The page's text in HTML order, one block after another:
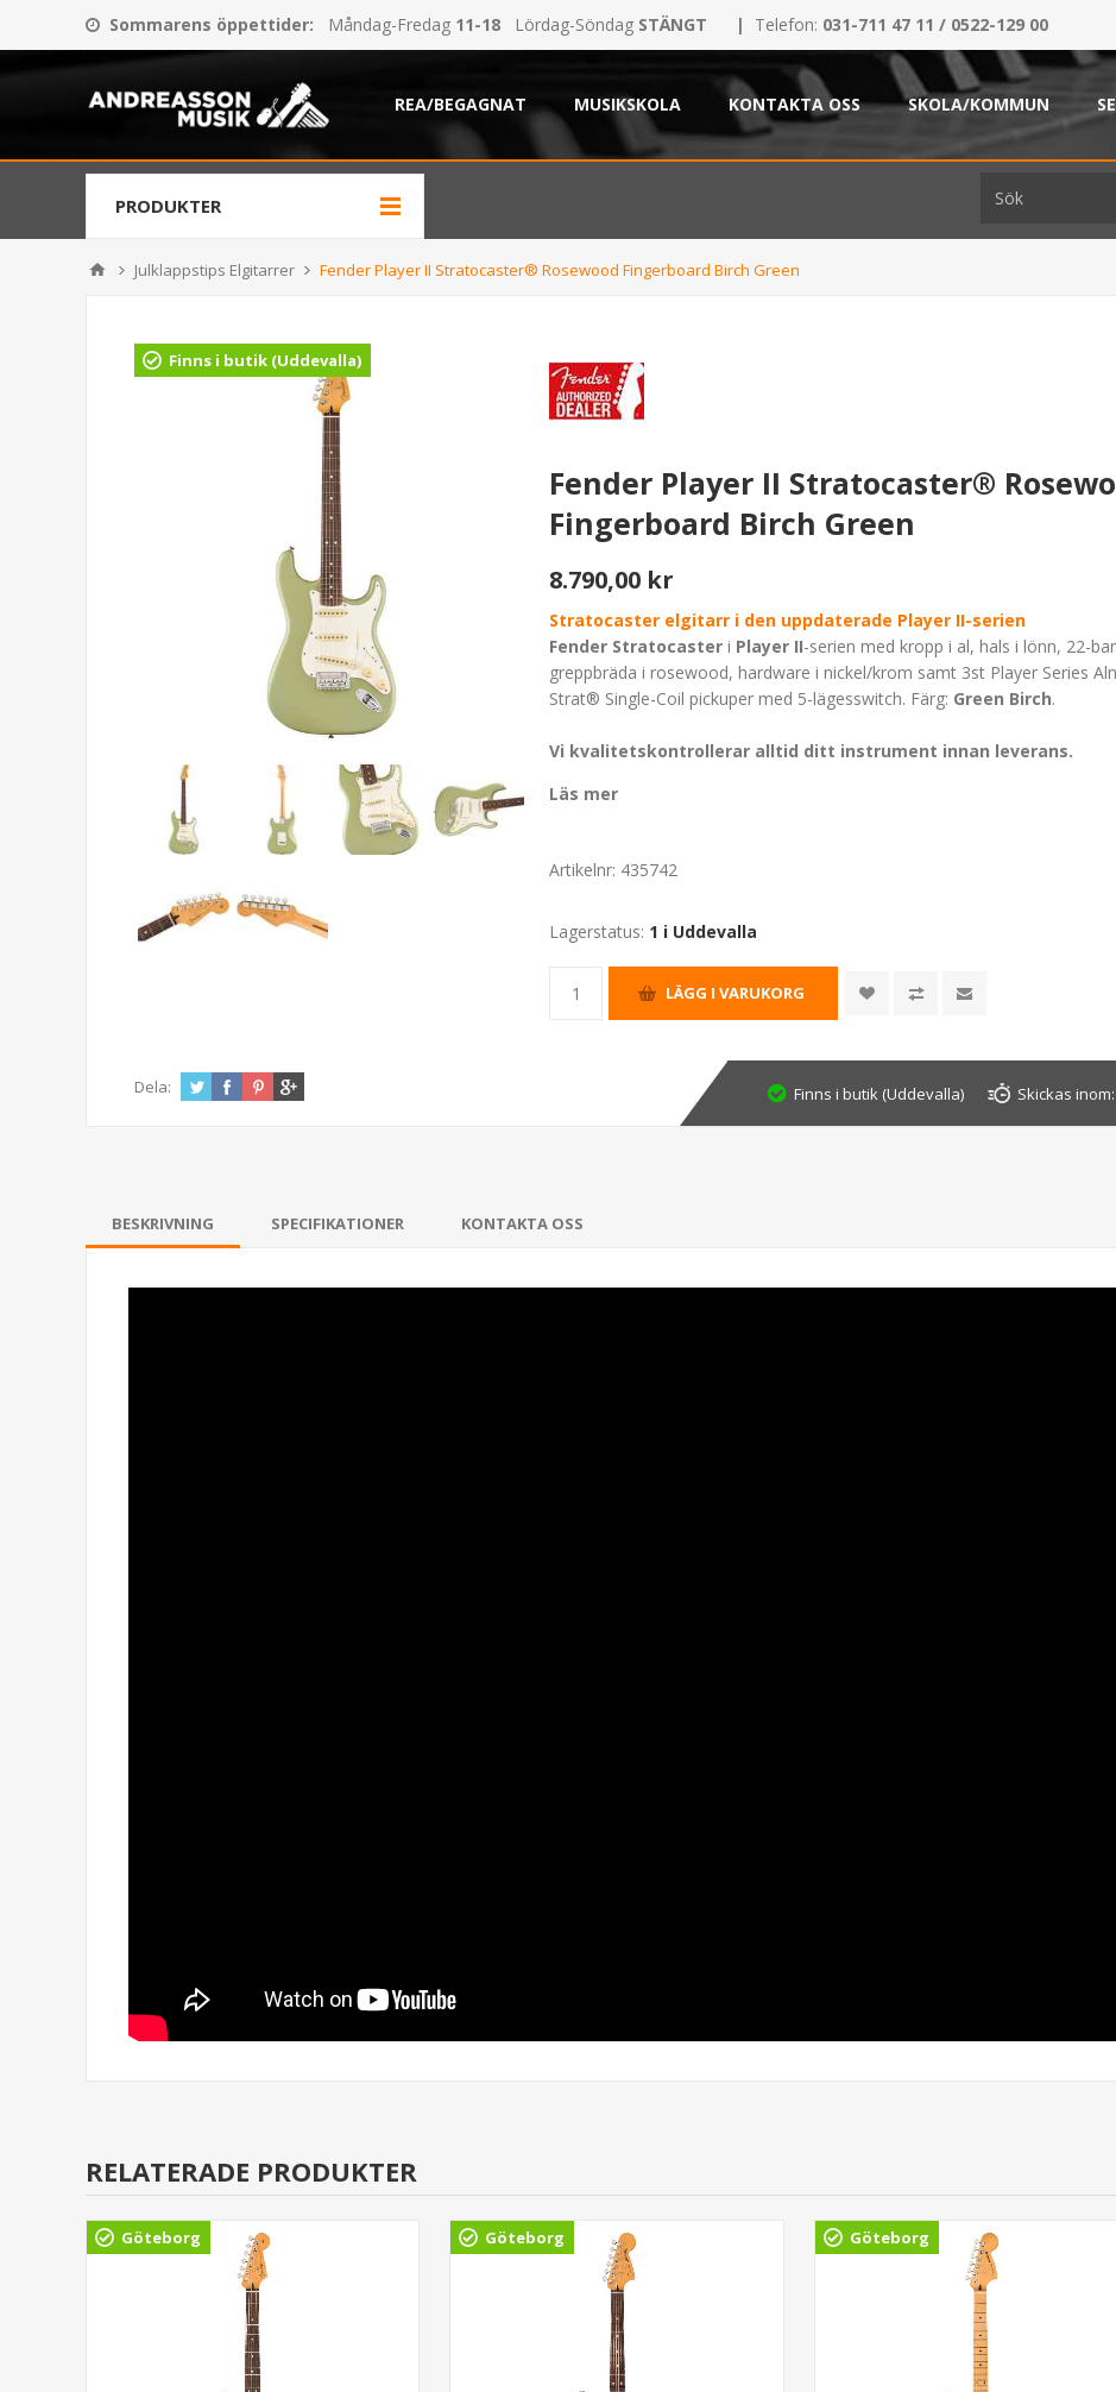
Sommarens öppettider: Måndag-Fredag 11-18 Lördag-Söndag STÄNGT | Telefon: 031-711 47 11 / 0522-129 00
REA/BEGAGNAT MUSIKSKOLA KONTAKTA OSS SKOLA/KOMMUN
PRODUKTER
Julklappstips Elgitarrer Fender Player II Stratocaster® Rosewood Fingerboard Birch Green
Finns i butik (Uddevalla)
Fender Player II Stratocaster®
Fingerboard Birch Green
8.790,00 kr
Stratocaster elgitarr i den uppdaterade Player II-serien
Fender Stratocaster i Player II-serien med kropp i al, hals i lönn, 22-
greppbräda i rosewood, hardware i nickel/krom samt 3st Player Series
Strat® Single-Coil pickuper med 5-lägesswitch. Färg: Green Birch.
Vi kvalitetskontrollerar alltid ditt instrument innan leverans.
Läs mer
Artikelnr: 435742
Lagerstatus: 1 i Uddevalla
Dela: Finns i butik (Uddevalla) Skickas inom:
BESKRIVNING SPECIFIKATIONER KONTAKTA OSS
RELATERADE PRODUKTER
Göteborg Göteborg Göteborg